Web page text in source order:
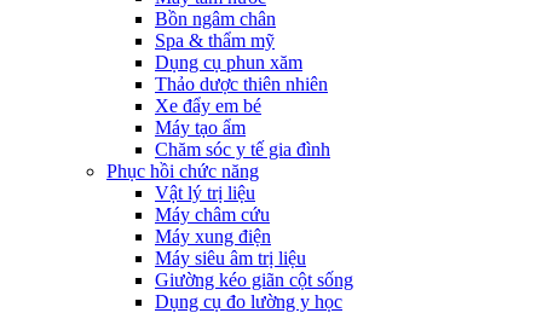
Bồn ngâm chân
Spa & thẩm mỹ
Dụng cụ phun xăm
Thảo dược thiên nhiên
Xe đẩy em bé
Máy tạo ẩm
Chăm sóc y tế gia đình
Phục hồi chức năng
Vật lý trị liệu
Máy châm cứu
Máy xung điện
Máy siêu âm trị liệu
Giường kéo giãn cột sống
Dụng cụ đo lường y học